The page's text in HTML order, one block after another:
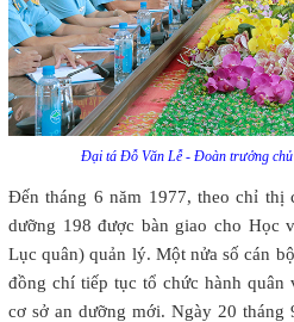
Đại tá Đỗ Văn Lễ - Đoàn trưởng
Đến tháng 6 năm 1977, theo chỉ thị
dưỡng 198 được bàn giao cho Học
Lục quân) quản lý. Một nửa số cán
đồng chí tiếp tục tổ chức hành quân
cơ sở an dưỡng mới. Ngày 20 tháng